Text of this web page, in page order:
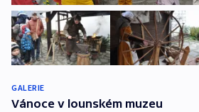
GALERIE
Vánoce v lounském muzeu